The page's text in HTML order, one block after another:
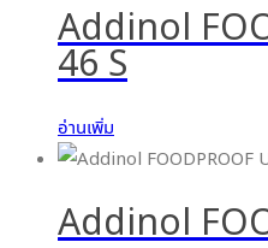
Addinol
46 S
อ่านเพิ่ม
Addinol